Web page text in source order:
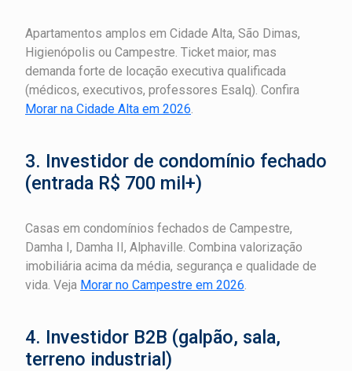
Apartamentos amplos em Cidade Alta, São Dimas,
Higienópolis ou Campestre. Ticket maior, mas
demanda forte de locação executiva qualificada
(médicos, executivos, professores Esalq). Confira
Morar na Cidade Alta em 2026.
3. Investidor de condomínio fechado
(entrada R$ 700 mil+)
Casas em condomínios fechados de Campestre,
Damha I, Damha II, Alphaville. Combina valorização
imobiliária acima da média, segurança e qualidade de
vida. Veja Morar no Campestre em 2026.
4. Investidor B2B (galpão, sala,
terreno industrial)